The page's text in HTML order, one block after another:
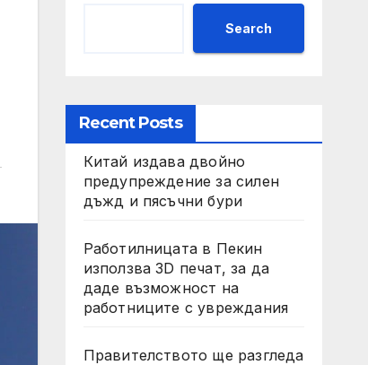
Search
Recent Posts
Китай издава двойно
предупреждение за силен
дъжд и пясъчни бури
Работилницата в Пекин
използва 3D печат, за да
даде възможност на
работниците с увреждания
Правителството ще разгледа